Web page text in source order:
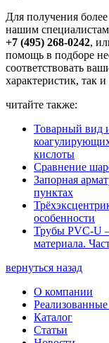
Для получения
нашим
+7 (495) 268-0242,
помощь в подборе
соответствовать
характеристик, так
читайте также:
Товарный вид
кислоты
Сравнение
Запорная
пунктах
особенности
Трубы PVC-U
материала.
вернуться назад
О компании
Каталог
Статьи